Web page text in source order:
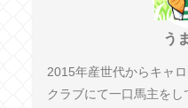
う
2015年産世代からキャ
クラブにて一口馬主をし